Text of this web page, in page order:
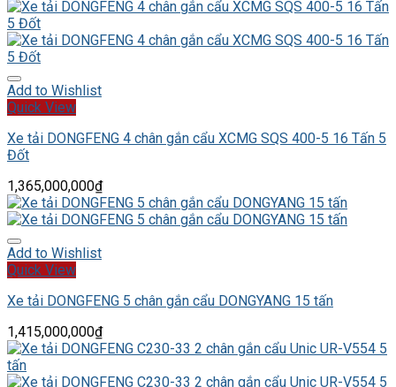
Add to Wishlist
Quick View
Xe tải DONGFENG 4 chân gắn cẩu XCMG SQS 400-5 16 Tấn 5
Đốt
1,365,000,000₫
Add to Wishlist
Quick View
Xe tải DONGFENG 5 chân gắn cẩu DONGYANG 15 tấn
1,415,000,000₫